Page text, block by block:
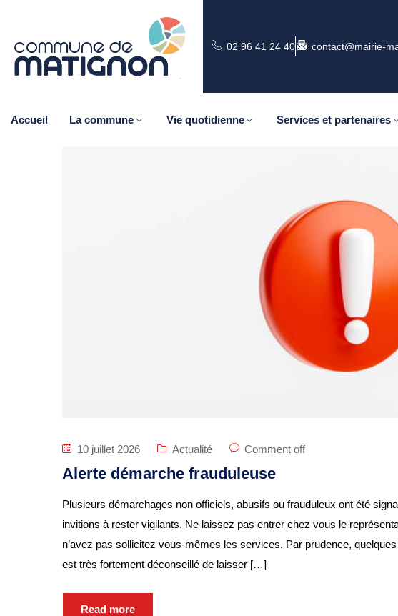
02 96 41 24 40 contact@mairie-
Accueil La commune Vie quotidienne Services et partenaires
10 juillet 2026 Actualité Comment off
Alerte démarche frauduleuse
Plusieurs démarchages non officiels, abusifs ou frauduleux ont été
invitions à rester vigilants. Ne laissez pas entrer chez vous le
n’avez pas sollicitez vous-mêmes les services. Par prudence,
est très fortement déconseillé de laisser […]
Read more